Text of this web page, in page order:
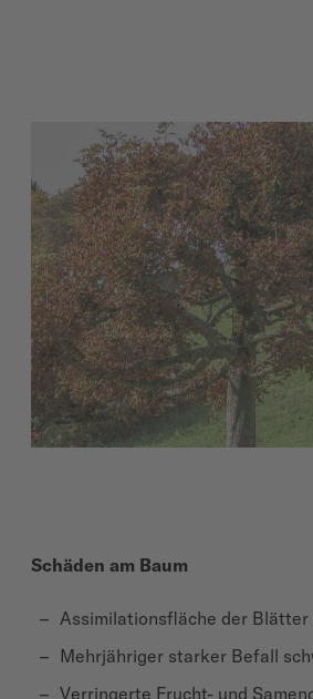
Schäden am Baum
Assimilationsfläche der
Mehrjähriger starker Befall
Verringerte Frucht- und